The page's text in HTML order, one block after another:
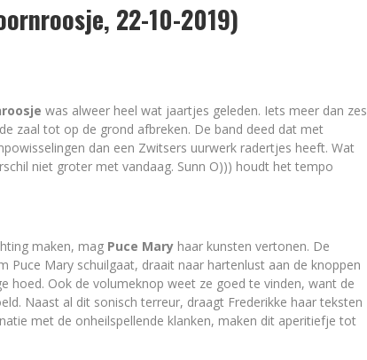
22-10-2019)
was alweer heel wat jaartjes geleden. Iets meer dan zes
zaal tot op de grond afbreken. De band deed dat met
dan een Zwitsers uurwerk radertjes heeft. Wat
niet groter met vandaag. Sunn O))) houdt het tempo
maken, mag Puce Mary haar kunsten vertonen. De
Puce Mary schuilgaat, draait naar hartenlust aan de knoppen
hoed. Ook de volumeknop weet ze goed te vinden, want de
Naast al dit sonisch terreur, draagt Frederikke haar teksten
met de onheilspellende klanken, maken dit aperitiefje tot